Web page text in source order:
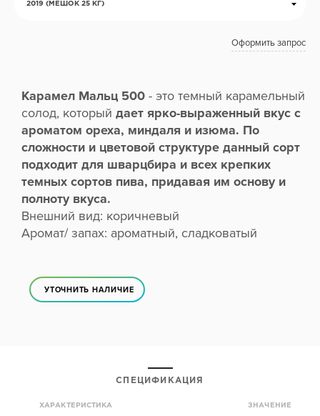
2019 (МЕШОК 25 КГ)
Оформить запрос
Карамел Мальц 500 - это темный карамельный
солод, который дает ярко-выраженный вкус с
ароматом ореха, миндаля и изюма. По
сложности и цветовой структуре данный сорт
подходит для шварцбира и всех крепких
темных сортов пива, придавая им основу и
полноту вкуса.
Внешний вид: коричневый
Аромат/ запах: ароматный, сладковатый
УТОЧНИТЬ НАЛИЧИЕ
СПЕЦИФИКАЦИЯ
ХАРАКТЕРИСТИКА ЗНАЧЕНИЕ